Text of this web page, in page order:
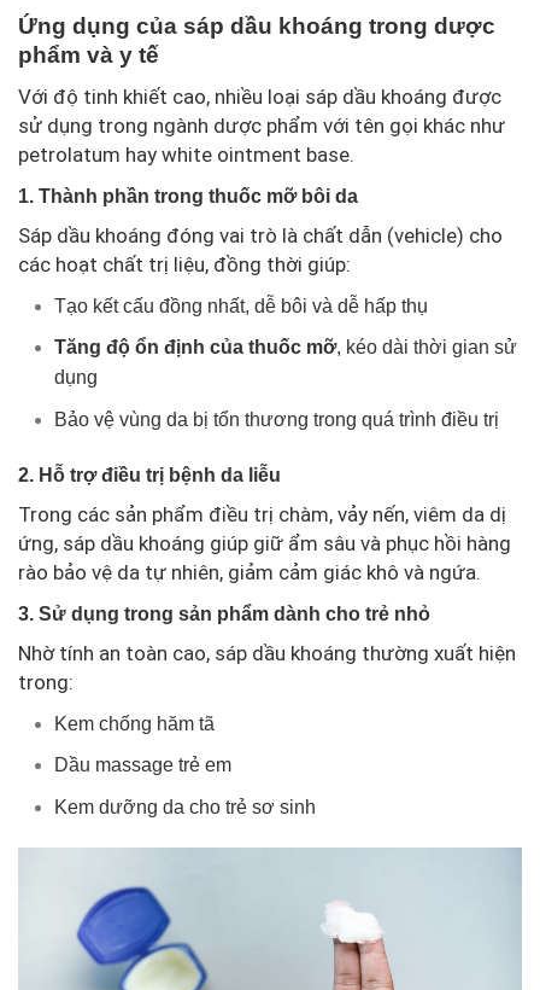
Ứng dụng của sáp dầu khoáng trong dược
phẩm và y tế
Với độ tinh khiết cao, nhiều loại sáp dầu khoáng được
sử dụng trong ngành dược phẩm với tên gọi khác như
petrolatum hay white ointment base.
1. Thành phần trong thuốc mỡ bôi da
Sáp dầu khoáng đóng vai trò là chất dẫn (vehicle) cho
các hoạt chất trị liệu, đồng thời giúp:
Tạo kết cấu đồng nhất, dễ bôi và dễ hấp thụ
Tăng độ ổn định của thuốc mỡ, kéo dài thời gian sử
dụng
Bảo vệ vùng da bị tổn thương trong quá trình điều trị
2. Hỗ trợ điều trị bệnh da liễu
Trong các sản phẩm điều trị chàm, vảy nến, viêm da dị
ứng, sáp dầu khoáng giúp giữ ẩm sâu và phục hồi hàng
rào bảo vệ da tự nhiên, giảm cảm giác khô và ngứa.
3. Sử dụng trong sản phẩm dành cho trẻ nhỏ
Nhờ tính an toàn cao, sáp dầu khoáng thường xuất hiện
trong:
Kem chống hăm tã
Dầu massage trẻ em
Kem dưỡng da cho trẻ sơ sinh